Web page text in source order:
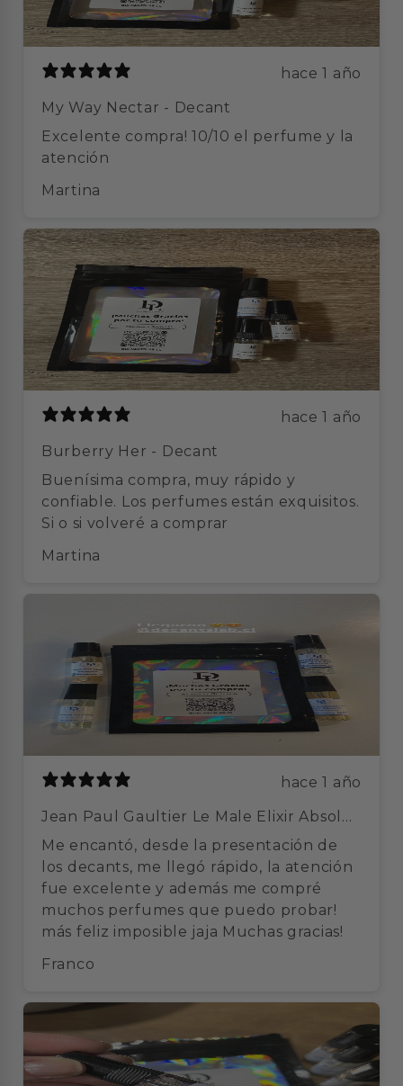
hace 1 año
My Way Nectar - Decant
Excelente compra! 10/10 el perfume y la
atención
Martina
hace 1 año
Burberry Her - Decant
Buenísima compra, muy rápido y
confiable. Los perfumes están exquisitos.
Si o si volveré a comprar
Martina
hace 1 año
Jean Paul Gaultier Le Male Elixir Absolu
- Decant
Me encantó, desde la presentación de
los decants, me llegó rápido, la atención
fue excelente y además me compré
muchos perfumes que puedo probar!
más feliz imposible jaja Muchas gracias!
Franco